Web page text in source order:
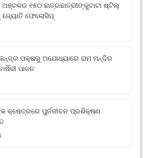
୧୫୦ ଛାତ୍ରଛାତ୍ରୀଙ୍କୁଟାଟା ଷ୍ଟିଲ୍
ଜ୍ୟୋତି ଫେଲୋସିପ୍‌
ପକ୍ଷରୁ ଅଯୋଧ୍ୟାରେ ରାମ ମନ୍ଦିର
ପାଳନ
କ୍ଷେତ୍ରରେ ପୁର୍ନଜୀବନ ପ୍ରଶିକ୍ଷଣ